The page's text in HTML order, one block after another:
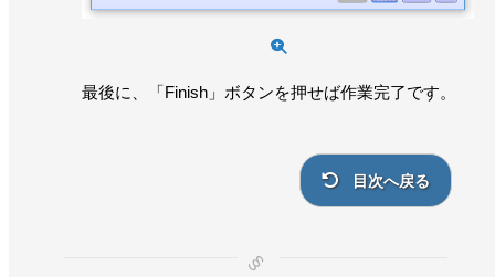
最後に、「Finish」ボタンを押せば作業完了です。
目次へ戻る